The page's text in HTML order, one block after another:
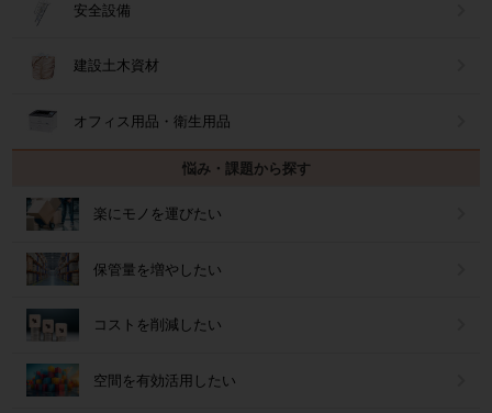
安全設備
建設土木資材
オフィス用品・衛生用品
悩み・課題から探す
楽にモノを運びたい
保管量を増やしたい
コストを削減したい
空間を有効活用したい